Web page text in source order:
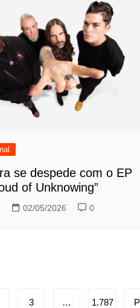
se despede com o EP
of Unknowing”
02/05/2026 0
3 … 1.787